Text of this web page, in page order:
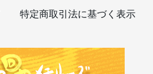
特定商取引法に基づく表示